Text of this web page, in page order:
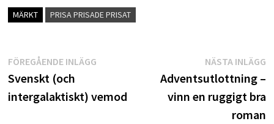
MÄRKT PRISA PRISADE PRISAT
Inläggsnavigering
FÖREGÅENDE INLÄGGFöregående
Svenskt (och
intergalaktiskt) vemod
NÄSTA INLÄGG
Adventsutlottning –
vinn en ruggigt bra
roman